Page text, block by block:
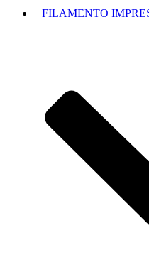
FILAMENTO